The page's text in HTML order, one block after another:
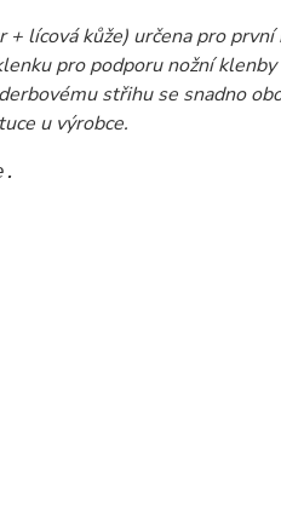
lícová kůže) určena pro první
pro podporu nožní
střihu se snadno
u výrobce.